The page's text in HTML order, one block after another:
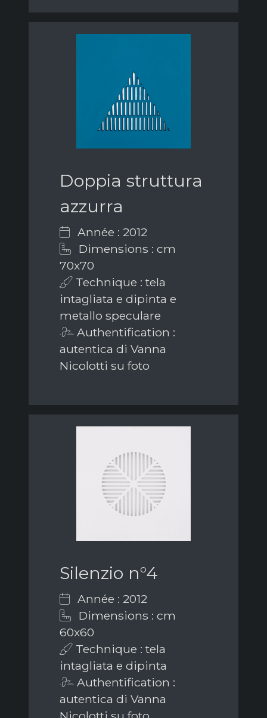
Doppia struttura
azzurra
Année : 2012
Dimensions : cm
70x70
Technique : tela
intagliata e dipinta e
metallo speculare
Authentification :
autentica di Vanna
Nicolotti su foto
Silenzio n°4
Année : 2012
Dimensions : cm
60x60
Technique : tela
intagliata e dipinta
Authentification :
autentica di Vanna